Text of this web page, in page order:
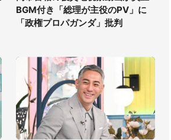
BGM付き「総理が主役のPV」に
「政権プロパガンダ」批判